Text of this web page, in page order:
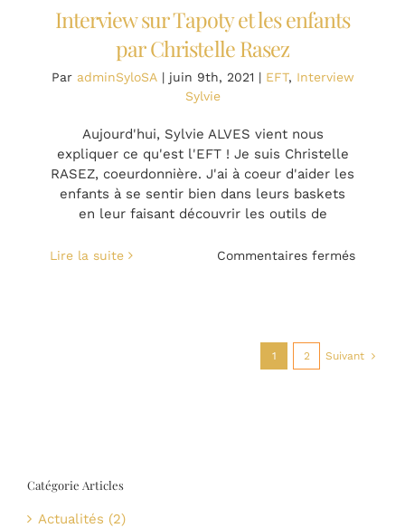
Interview sur Tapoty et les enfants
par Christelle Rasez
Par adminSyloSA | juin 9th, 2021 | EFT, Interview
Sylvie
Aujourd'hui, Sylvie ALVES vient nous
expliquer ce qu'est l'EFT ! Je suis Christelle
RASEZ, coeurdonnière. J'ai à coeur d'aider les
enfants à se sentir bien dans leurs baskets
en leur faisant découvrir les outils de
Lire la suite Commentaires ferméssur
les
1 2 Suivant
Catégorie Articles
Actualités (2)